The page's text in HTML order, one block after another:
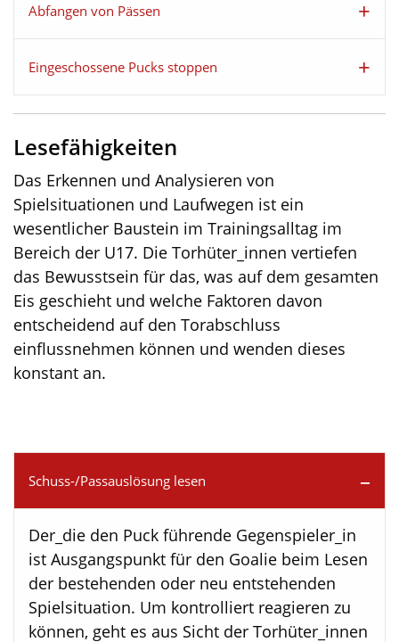
Abfangen von Pässen
Eingeschossene Pucks stoppen
Lesefähigkeiten
Das Erkennen und Analysieren von
Spielsituationen und Laufwegen ist ein
wesentlicher Baustein im Trainingsalltag im
Bereich der U17. Die Torhüter_innen vertiefen
das Bewusstsein für das, was auf dem gesamten
Eis geschieht und welche Faktoren davon
entscheidend auf den Torabschluss
einflussnehmen können und wenden dieses
konstant an.
Schuss-/Passauslösung lesen
Der_die den Puck führende Gegenspieler_in
ist Ausgangspunkt für den Goalie beim Lesen
der bestehenden oder neu entstehenden
Spielsituation. Um kontrolliert reagieren zu
können, geht es aus Sicht der Torhüter_innen